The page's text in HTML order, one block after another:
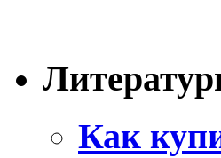
Как